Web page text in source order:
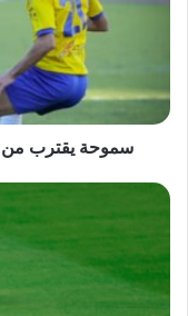
سموحة يقترب من